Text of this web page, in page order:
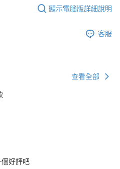
顯示電腦版詳細說明
客服
查看全部
好評吧